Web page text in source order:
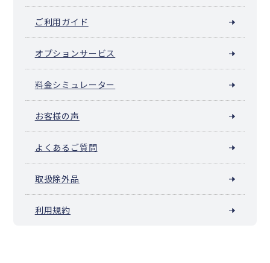
ご利用ガイド
オプションサービス
料金シミュレーター
お客様の声
よくあるご質問
取扱除外品
利用規約